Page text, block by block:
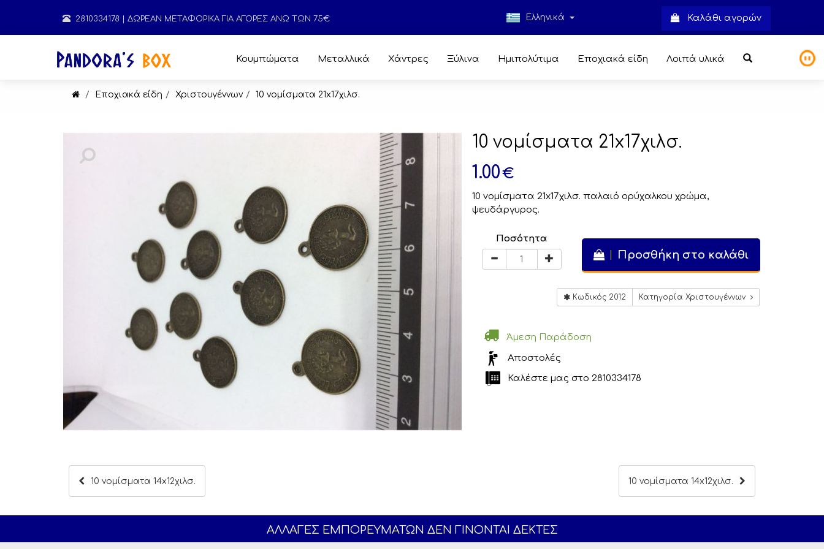
2810334178 | ΔΩΡΕΑΝ ΜΕΤΑΦΟΡΙΚΑ ΓΙΑ ΑΓΟΡΕΣ ΑΝΩ ΤΩΝ 75€ Ελληνικά Καλάθι αγορών
Κουμπώματα Μεταλλικά Χάντρες Ξύλινα Ημιπολύτιμα Εποχιακά είδη Λοιπά υλικά
Εποχιακά είδη Χριστουγέννων 10 νομίσματα 21x17χιλσ.
10 νομίσματα 21x17χιλσ.
1.00€
10 νομίσματα 21x17χιλσ. παλαιό ορύχαλκου χρώμα,
ψευδάργυρος.
Ποσότητα
Προσθήκη στο καλάθι
Κωδικός 2012 Κατηγορία Χριστουγέννων
Άμεση Παράδοση
Αποστολές
Καλέστε μας στο 2810334178
10 νομίσματα 14x12χιλσ. 10 νομίσματα 14x12χιλσ.
ΑΛΛΑΓΕΣ ΕΜΠΟΡΕΥΜΑΤΩΝ ΔΕΝ ΓΙΝΟΝΤΑΙ ΔΕΚΤΕΣ